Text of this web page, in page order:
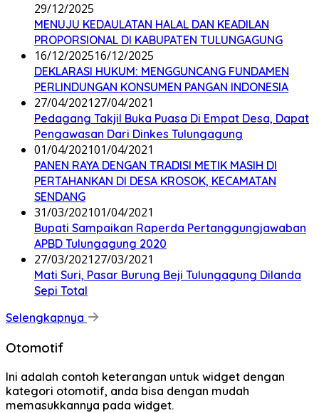
29/12/2025
MENUJU KEDAULATAN HALAL DAN KEADILAN
PROPORSIONAL DI KABUPATEN TULUNGAGUNG
16/12/202516/12/2025
DEKLARASI HUKUM: MENGGUNCANG FUNDAMEN
PERLINDUNGAN KONSUMEN PANGAN INDONESIA
27/04/202127/04/2021
Pedagang Takjil Buka Puasa Di Empat Desa, Dapat
Pengawasan Dari Dinkes Tulungagung
01/04/202101/04/2021
PANEN RAYA DENGAN TRADISI METIK MASIH DI
PERTAHANKAN DI DESA KROSOK, KECAMATAN
SENDANG
31/03/202101/04/2021
Bupati Sampaikan Raperda Pertanggungjawaban
APBD Tulungagung 2020
27/03/202127/03/2021
Mati Suri, Pasar Burung Beji Tulungagung Dilanda
Sepi Total
Selengkapnya
Otomotif
Ini adalah contoh keterangan untuk widget dengan
kategori otomotif, anda bisa dengan mudah
memasukkannya pada widget.